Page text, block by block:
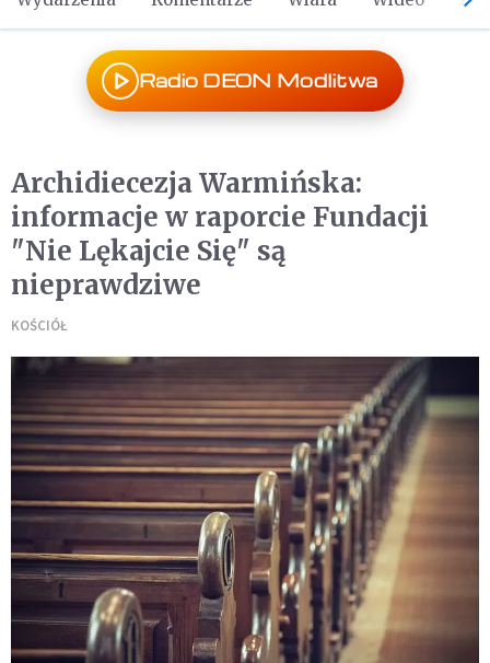
Radio DEON Modlitwa
Archidiecezja Warmińska:
informacje w raporcie Fundacji
"Nie Lękajcie Się" są
nieprawdziwe
KOŚCIÓŁ